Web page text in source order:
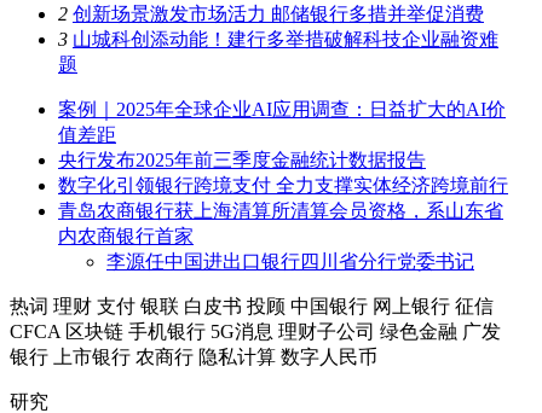
2 创新场景激发市场活力 邮储银行多措并举促消费
3 山城科创添动能！建行多举措破解科技企业融资难
题
案例｜2025年全球企业AI应用调查：日益扩大的AI价
值差距
央行发布2025年前三季度金融统计数据报告
数字化引领银行跨境支付 全力支撑实体经济跨境前行
青岛农商银行获上海清算所清算会员资格，系山东省
内农商银行首家
李源任中国进出口银行四川省分行党委书记
热词 理财 支付 银联 白皮书 投顾 中国银行 网上银行 征信
CFCA 区块链 手机银行 5G消息 理财子公司 绿色金融 广发
银行
上市银行 农商行 隐私计算 数字人民币
研究